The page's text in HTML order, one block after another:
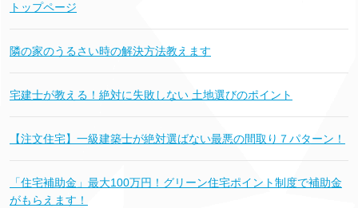
トップページ
隣の家のうるさい時の解決方法教えます
宅建士が教える！絶対に失敗しない 土地選びのポイント
【注文住宅】一級建築士が絶対選ばない最悪の間取り７パターン！
「住宅補助金」最大100万円！グリーン住宅ポイント制度で補助金
がもらえます！